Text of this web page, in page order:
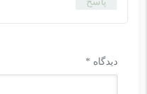
دیدگاه *